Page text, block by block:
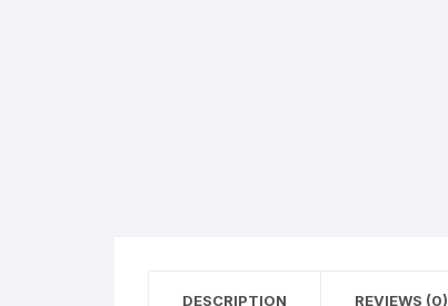
DESCRIPTION REVIEWS (0)